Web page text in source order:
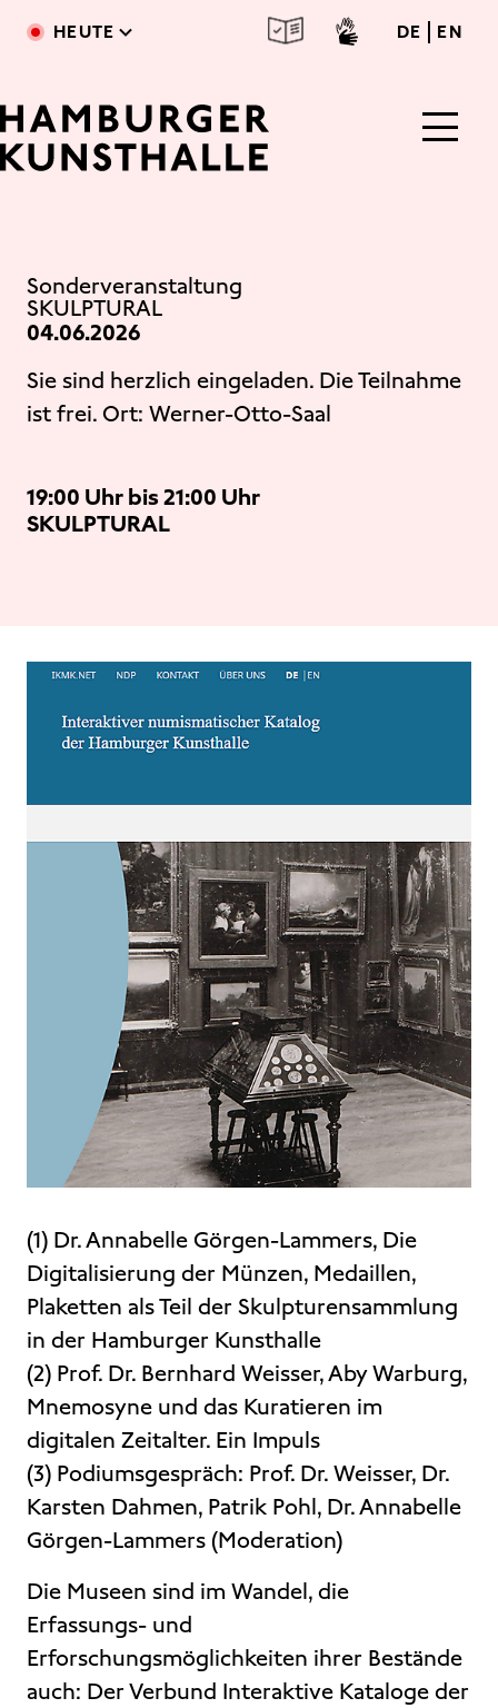
Direkt zum Inhalt
HEUTE DE deutsch
EN
Sonderveranstaltung
SKULPTURAL
04.06.2026
Sie sind herzlich eingeladen. Die Teilnahme
ist frei. Ort: Werner-Otto-Saal
19:00 Uhr bis 21:00 Uhr
SKULPTURAL
(1) Dr. Annabelle Görgen-Lammers, Die
Digitalisierung der Münzen, Medaillen,
Plaketten als Teil der Skulpturensammlung
in der Hamburger Kunsthalle
(2) Prof. Dr. Bernhard Weisser, Aby Warburg,
Mnemosyne und das Kuratieren im
digitalen Zeitalter. Ein Impuls
(3) Podiumsgespräch: Prof. Dr. Weisser, Dr.
Karsten Dahmen, Patrik Pohl, Dr. Annabelle
Görgen-Lammers (Moderation)
Die Museen sind im Wandel, die
Erfassungs- und
Erforschungsmöglichkeiten ihrer Bestände
auch: Der Verbund Interaktive Kataloge der